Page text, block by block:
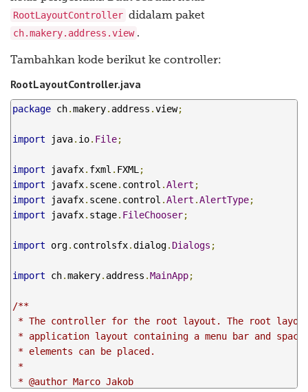
RootLayoutController didalam paket
ch.makery.address.view .
Tambahkan kode berikut ke controller:
RootLayoutController.java
package ch.makery. address .view;
import java. io. File;
import javafx. fxml . FXML;
import javafx. scene. control .Alert ;
import javafx. scene. control .Alert .AlertType;
import javafx. stage. FileChooser;
import org. controlsfx.dialog. Dialogs ;
import ch.makery. address .MainApp;
/**
* The controller for the root layout. The root
* application layout containing a menu bar and space
* elements can be placed.
*
* @author Marco Jakob